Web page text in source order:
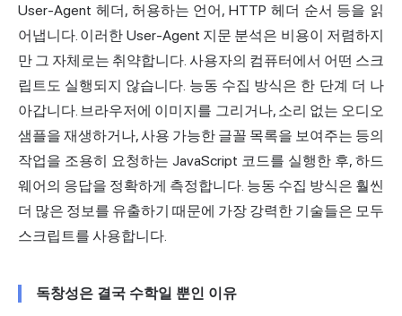
User-Agent 헤더, 허용하는 언어, HTTP 헤더 순서 등을 읽
어냅니다. 이러한 User-Agent 지문 분석은 비용이 저렴하지
만 그 자체로는 취약합니다. 사용자의 컴퓨터에서 어떤 스크
립트도 실행되지 않습니다. 능동 수집 방식은 한 단계 더 나
아갑니다. 브라우저에 이미지를 그리거나, 소리 없는 오디오
샘플을 재생하거나, 사용 가능한 글꼴 목록을 보여주는 등의
작업을 조용히 요청하는 JavaScript 코드를 실행한 후, 하드
웨어의 응답을 정확하게 측정합니다. 능동 수집 방식은 훨씬
더 많은 정보를 유출하기 때문에 가장 강력한 기술들은 모두
스크립트를 사용합니다.
독창성은 결국 수학일 뿐인 이유